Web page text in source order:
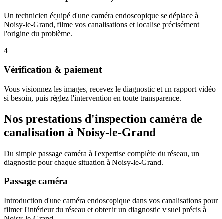
Un technicien équipé d'une caméra endoscopique se déplace à
Noisy-le-Grand, filme vos canalisations et localise précisément
l'origine du problème.
4
Vérification & paiement
Vous visionnez les images, recevez le diagnostic et un rapport vidéo
si besoin, puis réglez l'intervention en toute transparence.
Nos prestations d'inspection caméra de
canalisation à Noisy-le-Grand
Du simple passage caméra à l'expertise complète du réseau, un
diagnostic pour chaque situation à Noisy-le-Grand.
Passage caméra
Introduction d'une caméra endoscopique dans vos canalisations pour
filmer l'intérieur du réseau et obtenir un diagnostic visuel précis à